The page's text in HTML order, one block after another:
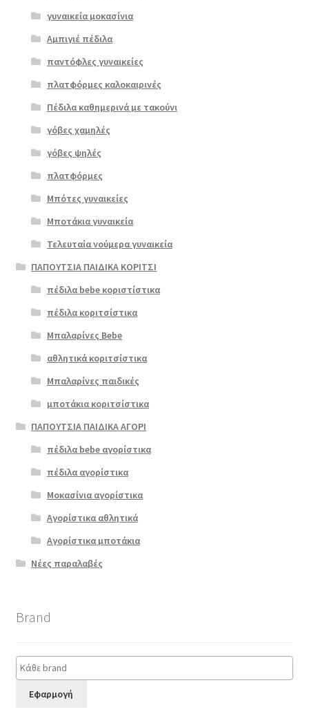
γυναικεία μοκασίνια
Αμπιγιέ πέδιλα
παντόφλες γυναικείες
πλατφόρμες καλοκαιρινές
Πέδιλα καθημερινά με τακούνι
γόβες χαμηλές
γόβες ψηλές
πλατφόρμες
Μπότες γυναικείες
Μποτάκια γυναικεία
Τελευταία νούμερα γυναικεία
ΠΑΠΟΥΤΣΙΑ ΠΑΙΔΙΚΑ ΚΟΡΙΤΣΙ
πέδιλα bebe κοριστίστικα
πέδιλα κοριτσίστικα
Μπαλαρίνες Bebe
αθλητικά κοριτσίστικα
Μπαλαρίνες παιδικές
μποτάκια κοριτσίστικα
ΠΑΠΟΥΤΣΙΑ ΠΑΙΔΙΚΑ ΑΓΟΡΙ
πέδιλα bebe αγορίστικα
πέδιλα αγορίστικα
Μοκασίνια αγορίστικα
Αγορίστικα αθλητικά
Αγορίστικα μποτάκια
Νέες παραλαβές
Brand
Εφαρμογή